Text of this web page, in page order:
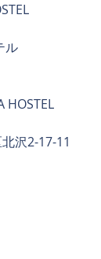
ル
HOSTEL
北沢2-17-11